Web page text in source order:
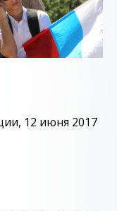
12 июня 2017